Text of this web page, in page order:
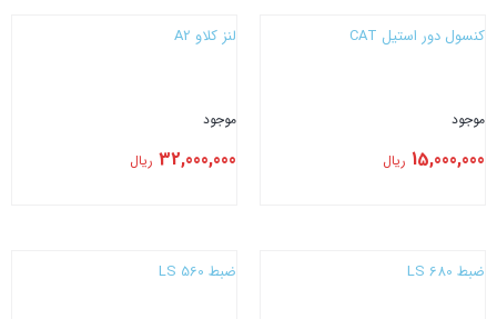
کنسول دور استیل CAT
موجود
15,000,000 ریال
لنز کلاو A2
موجود
32,000,000 ریال
ضبط LS 680 ضبط LS 560